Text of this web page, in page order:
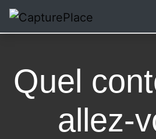
Quel
allez-